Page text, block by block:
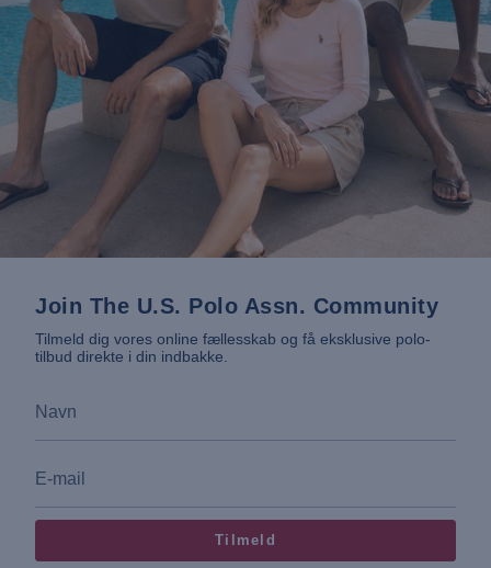
Join The U.S. Polo Assn. Community
Tilmeld dig vores online fællesskab og få eksklusive polo-
tilbud direkte i din indbakke.
Tilmeld